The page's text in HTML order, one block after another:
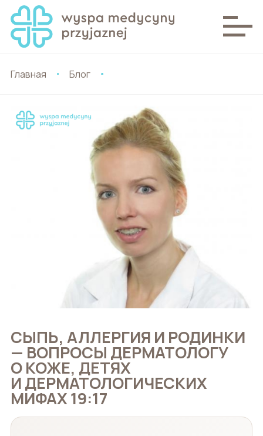
Главная Блог
СЫПЬ, АЛЛЕРГИЯ И РОДИНКИ
— ВОПРОСЫ ДЕРМАТОЛОГУ
О КОЖЕ, ДЕТЯХ
И ДЕРМАТОЛОГИЧЕСКИХ
МИФАХ 19:17